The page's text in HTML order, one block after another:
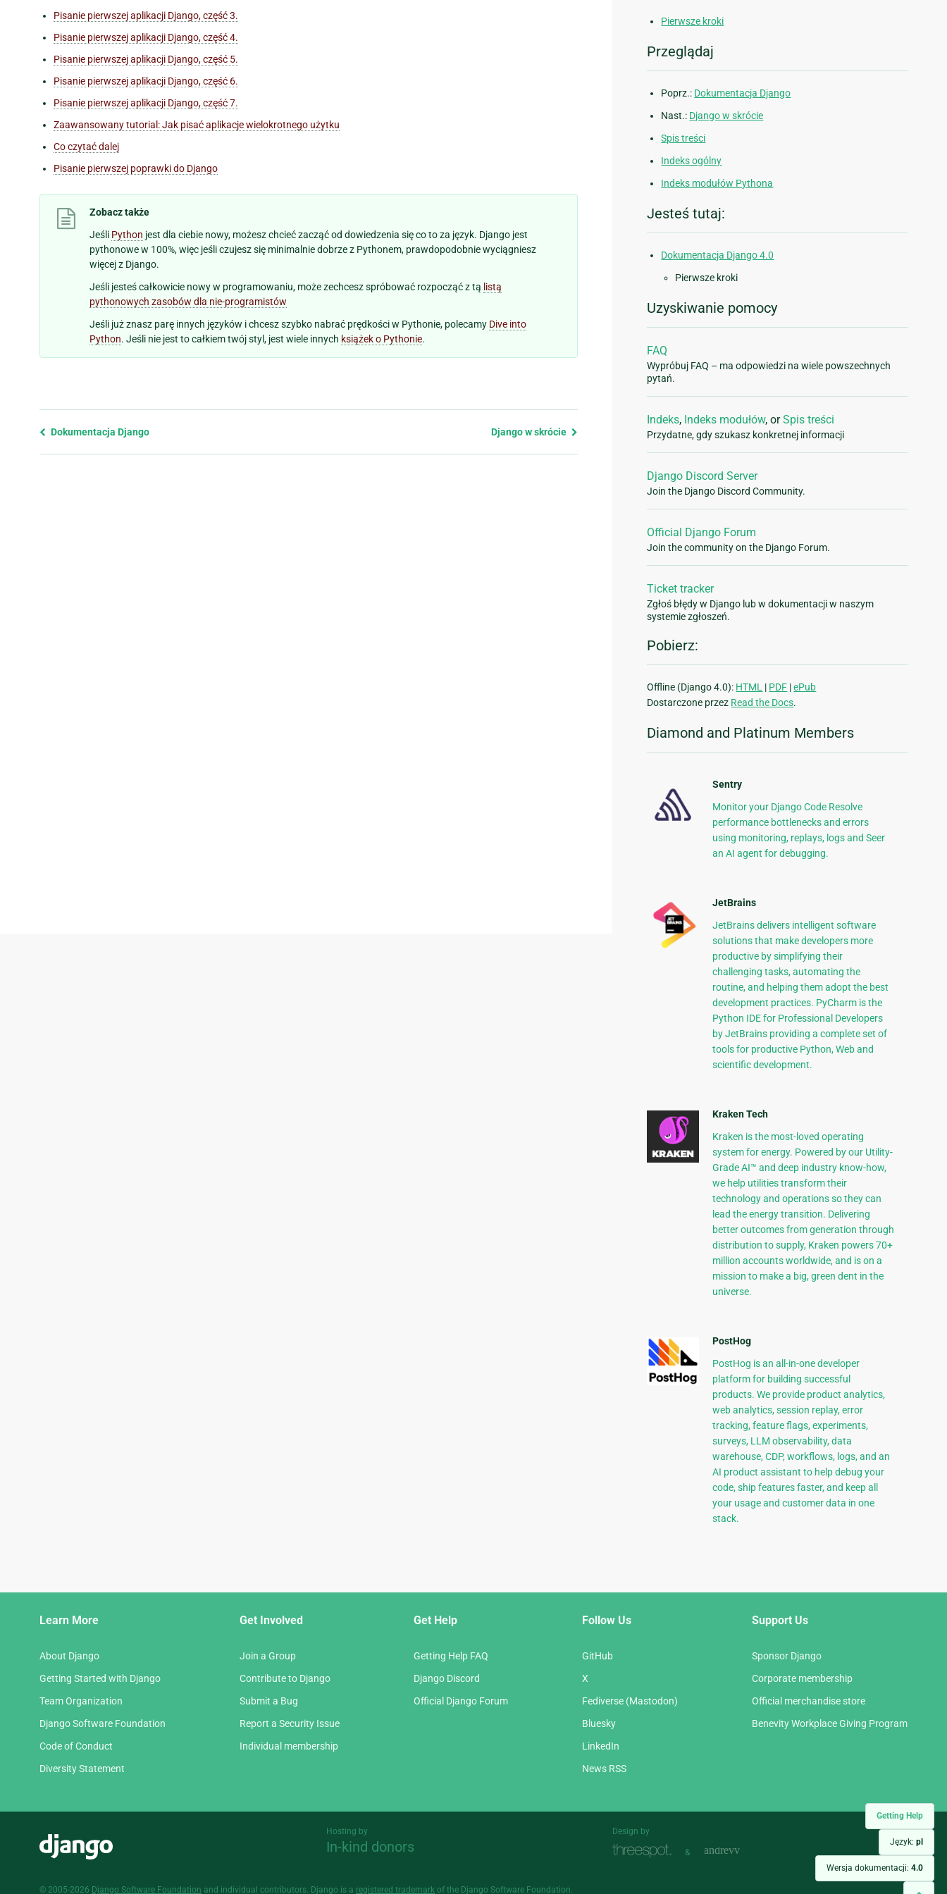
Getting Help
Język: pl
Wersja dokumentacji: 4.0
Pisanie pierwszej aplikacji Django, część 3.
Pisanie pierwszej aplikacji Django, część 4.
Pisanie pierwszej aplikacji Django, część 5.
Pisanie pierwszej aplikacji Django, część 6.
Pisanie pierwszej aplikacji Django, część 7.
Zaawansowany tutorial: Jak pisać aplikacje wielokrotnego użytku
Co czytać dalej
Pisanie pierwszej poprawki do Django
Zobacz także
Jeśli Python jest dla ciebie nowy, możesz chcieć zacząć od dowiedzenia się co to za język. Django jest
pythonowe w 100%, więc jeśli czujesz się minimalnie dobrze z Pythonem, prawdopodobnie wyciągniesz
więcej z Django.
Jeśli jesteś całkowicie nowy w programowaniu, może zechcesz spróbować rozpocząć z tą listą
pythonowych zasobów dla nie-programistów
Jeśli już znasz parę innych języków i chcesz szybko nabrać prędkości w Pythonie, polecamy Dive into
Python. Jeśli nie jest to całkiem twój styl, jest wiele innych książek o Pythonie.
Previous
Dokumentacja Django Django w skrócie
Pierwsze kroki
Przeglądaj
Poprz.: Dokumentacja Django
Nast.: Django w skrócie
Spis treści
Indeks ogólny
Indeks modułów Pythona
Jesteś tutaj:
Dokumentacja Django 4.0
Pierwsze kroki
Uzyskiwanie pomocy
FAQ
Wypróbuj FAQ – ma odpowiedzi na wiele powszechnych
pytań.
Indeks, Indeks modułów, orSpis treści
Przydatne, gdy szukasz konkretnej informacji
Django Discord Server
Join the Django Discord Community.
Official Django Forum
Join the community on the Django Forum.
Ticket tracker
Zgłoś błędy w Django lub w dokumentacji w naszym
systemie zgłoszeń.
Pobierz:
Offline (Django 4.0): HTML | PDF |ePub
Dostarczone przez Read the Docs.
Diamond and Platinum Members
Sentry
Monitor your Django Code Resolve
performance bottlenecks and errors
using monitoring, replays, logs and Seer
an AI agent for debugging.
JetBrains
JetBrains delivers intelligent software
solutions that make developers more
productive by simplifying their
challenging tasks, automating the
routine, and helping them adopt the best
development practices. PyCharm is the
Python IDE for Professional Developers
by JetBrains providing a complete set of
tools for productive Python, Web and
scientific development.
Kraken Tech
Kraken is the most-loved operating
system for energy. Powered by our Utility-
Grade AI™ and deep industry know-how,
we help utilities transform their
technology and operations so they can
lead the energy transition. Delivering
better outcomes from generation through
distribution to supply, Kraken powers 70+
million accounts worldwide, and is on a
mission to make a big, green dent in the
universe.
PostHog
PostHog is an all-in-one developer
platform for building successful
products. We provide product analytics,
web analytics, session replay, error
tracking, feature flags, experiments,
surveys, LLM observability, data
warehouse, CDP, workflows, logs, and an
AI product assistant to help debug your
code, ship features faster, and keep all
your usage and customer data in one
stack.
Learn More
About Django
Getting Started with Django
Team Organization
Django Software Foundation
Code of Conduct
Diversity Statement
Get Involved
Join a Group
Contribute to Django
Submit a Bug
Report a Security Issue
Individual membership
Get Help
Getting Help FAQ
Django Discord
Official Django Forum
Follow Us
GitHub
X
Fediverse (Mastodon)
Bluesky
LinkedIn
News RSS
Support Us
Sponsor Django
Corporate membership
Official merchandise store
Benevity Workplace Giving Program
Hosting by
In-kind donors
Design by
&
© 2005-2026 Django Software Foundation and individual contributors. Django is a registered trademark of the Django Software Foundation.